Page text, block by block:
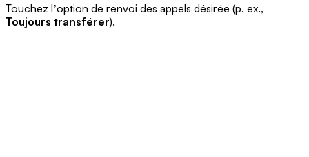
Touchez lʼoption de renvoi des appels désirée (p. ex.,
Toujours transférer).